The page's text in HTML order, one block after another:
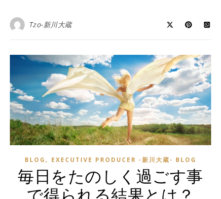
Tzo-新川大蔵
BLOG , EXECUTIVE PRODUCER -新川大蔵- BLOG
毎日をたのしく過ごす事
で得られる結果とは？